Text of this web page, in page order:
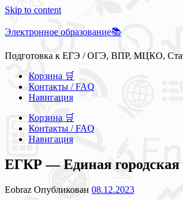
Skip to content
Электронное образование📚
Подготовка к ЕГЭ / ОГЭ, ВПР, МЦКО,
Корзина 🛒
Контакты / FAQ
Навигация
Корзина 🛒
Контакты / FAQ
Навигация
ЕГКР — Единая городская
Eobraz Опубликован 08.12.2023